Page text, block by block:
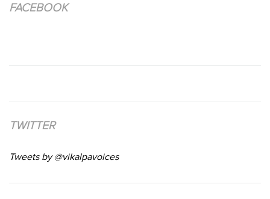
FACEBOOK
TWITTER
Tweets by @vikalpavoices